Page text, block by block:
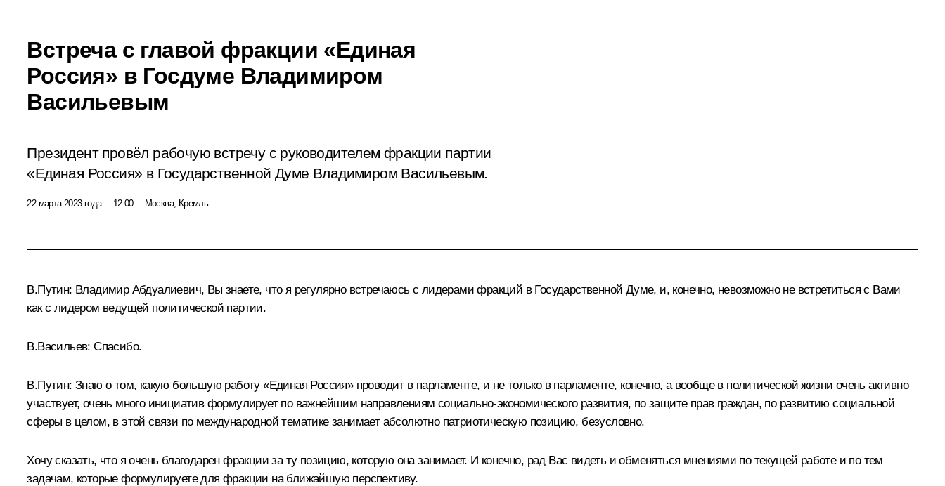
Встреча с главой фракции «Единая
Россия» в Госдуме Владимиром
Васильевым
Президент провёл рабочую встречу с руководителем фракции партии
«Единая Россия» в Государственной Думе Владимиром Васильевым.
22 марта 2023 года 12:00 Москва, Кремль
В.Путин: Владимир Абдуалиевич, Вы знаете, что я регулярно встречаюсь с лидерами фракций в Государственной Думе, и, конечно, невозможно не встретиться с Вами
как с лидером ведущей политической партии.
В.Васильев: Спасибо.
В.Путин: Знаю о том, какую большую работу «Единая Россия» проводит в парламенте, и не только в парламенте, конечно, а вообще в политической жизни очень активно
участвует, очень много инициатив формулирует по важнейшим направлениям социально-экономического развития, по защите прав граждан, по развитию социальной
сферы в целом, в этой связи по международной тематике занимает абсолютно патриотическую позицию, безусловно.
Хочу сказать, что я очень благодарен фракции за ту позицию, которую она занимает. И конечно, рад Вас видеть и обменяться мнениями по текущей работе и по тем
задачам, которые формулируете для фракции на ближайшую перспективу.